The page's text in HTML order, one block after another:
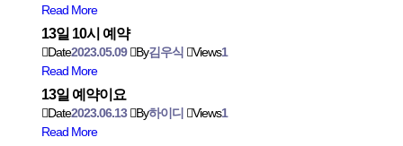
Read More
13일 10시 예약
Date2023.05.09 By김우식 Views1
Read More
13일 예약이요
Date2023.06.13 By하이디 Views1
Read More